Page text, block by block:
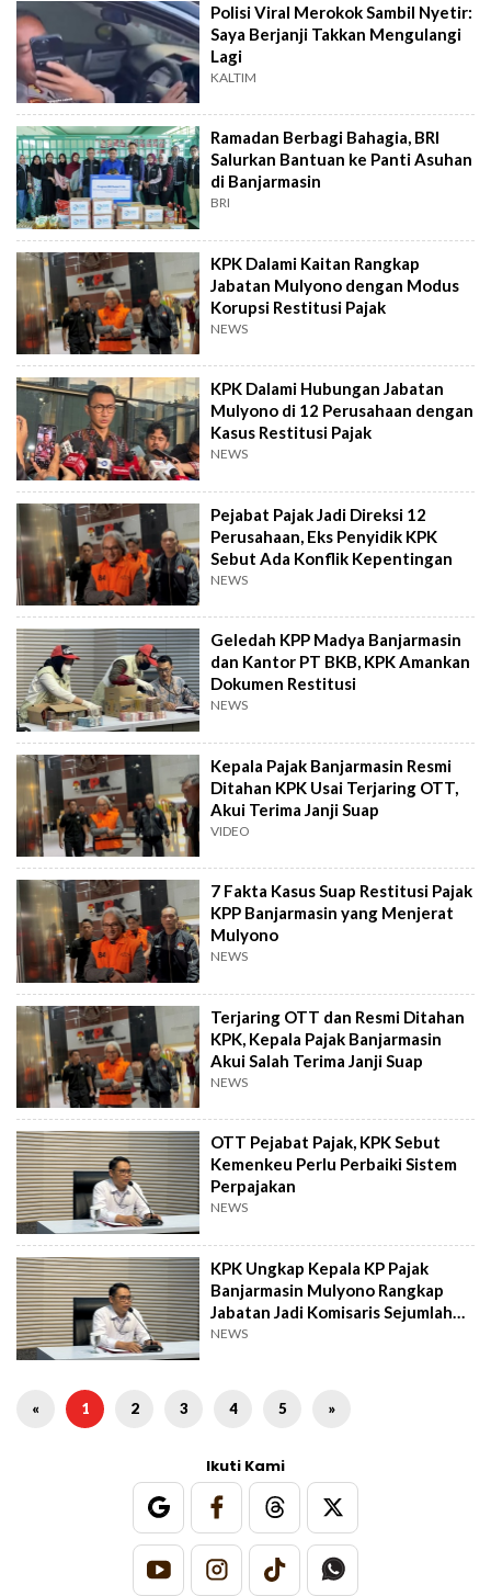
Polisi Viral Merokok Sambil Nyetir:
Saya Berjanji Takkan Mengulangi
Lagi
KALTIM
Ramadan Berbagi Bahagia, BRI
Salurkan Bantuan ke Panti Asuhan
di Banjarmasin
BRI
KPK Dalami Kaitan Rangkap
Jabatan Mulyono dengan Modus
Korupsi Restitusi Pajak
NEWS
KPK Dalami Hubungan Jabatan
Mulyono di 12 Perusahaan dengan
Kasus Restitusi Pajak
NEWS
Pejabat Pajak Jadi Direksi 12
Perusahaan, Eks Penyidik KPK
Sebut Ada Konflik Kepentingan
NEWS
Geledah KPP Madya Banjarmasin
dan Kantor PT BKB, KPK Amankan
Dokumen Restitusi
NEWS
Kepala Pajak Banjarmasin Resmi
Ditahan KPK Usai Terjaring OTT,
Akui Terima Janji Suap
VIDEO
7 Fakta Kasus Suap Restitusi Pajak
KPP Banjarmasin yang Menjerat
Mulyono
NEWS
Terjaring OTT dan Resmi Ditahan
KPK, Kepala Pajak Banjarmasin
Akui Salah Terima Janji Suap
NEWS
OTT Pejabat Pajak, KPK Sebut
Kemenkeu Perlu Perbaiki Sistem
Perpajakan
NEWS
KPK Ungkap Kepala KP Pajak
Banjarmasin Mulyono Rangkap
Jabatan Jadi Komisaris Sejumlah
Perusahaan
NEWS
« 1 2 3 4 5 »
Ikuti Kami